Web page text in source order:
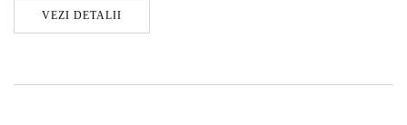
VEZI DETALII